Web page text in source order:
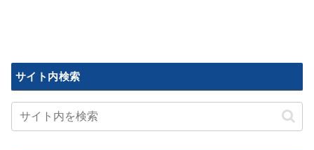
サイト内検索